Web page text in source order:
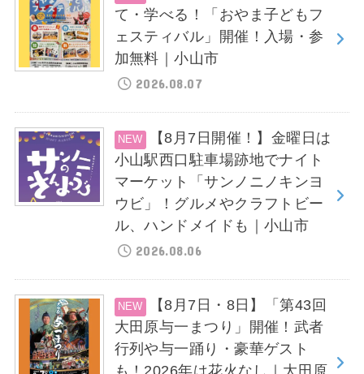
て・学べる！「おやま子どもフ
ェスティバル」開催！入場・参
加無料｜小山市
2026.08.07
【8月7日開催！】金曜日は
小山駅西口駐車場跡地でナイト
マーケット「サンノニノキンヨ
ウビ」！グルメやクラフトビー
ル、ハンドメイドも｜小山市
2026.08.06
【8月7日・8日】「第43回
大田原与一まつり」開催！武者
行列や与一踊り・豪華ゲスト